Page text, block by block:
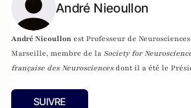
André Nieoullon
André Nieoullon est Professeur de
Marseille, membre de la Society for
française des Neurosciencesdont il a été le
SUIVRE